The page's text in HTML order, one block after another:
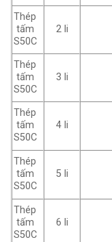
Thép
tấm
S50C
2 li
Thép
tấm
S50C
3 li
Thép
tấm
S50C
4 li
Thép
tấm
S50C
5 li
Thép
tấm
S50C
6 li